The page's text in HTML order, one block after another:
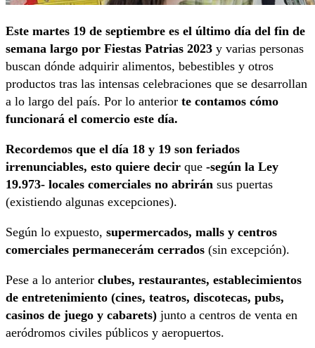
Este martes 19 de septiembre es el último día del fin de
semana largo por Fiestas Patrias 2023 y varias personas
buscan dónde adquirir alimentos, bebestibles y otros
productos tras las intensas celebraciones que se desarrollan
a lo largo del país. Por lo anterior te contamos cómo
funcionará el comercio este día.
Recordemos que el día 18 y 19 son feriados
irrenunciables, esto quiere decir que -según la Ley
19.973- locales comerciales no abrirán sus puertas
(existiendo algunas excepciones).
Según lo expuesto, supermercados, malls y centros
comerciales permanecerám cerrados (sin excepción).
Pese a lo anterior clubes, restaurantes, establecimientos
de entretenimiento (cines, teatros, discotecas, pubs,
casinos de juego y cabarets) junto a centros de venta en
aeródromos civiles públicos y aeropuertos.